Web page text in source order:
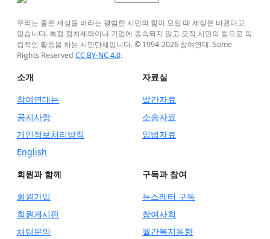
우리는 좋은 세상을 바라는 평범한 시민의 힘이 모일 때 세상은 바뀐다고
믿습니다. 특정 정치세력이나 기업에 종속되지 않고 오직 시민의 힘으로 독
립적인 활동을 하는 시민단체입니다. © 1994-2026 참여연대. Some
Rights Reserved CC BY-NC 4.0.
소개
참여연대는
공지사항
개인정보처리방침
English
자료실
발간자료
소송자료
입법자료
회원과 함께
회원가입
회원게시판
채팅문의
구독과 참여
뉴스레터 구독
참여사회
월간복지동향